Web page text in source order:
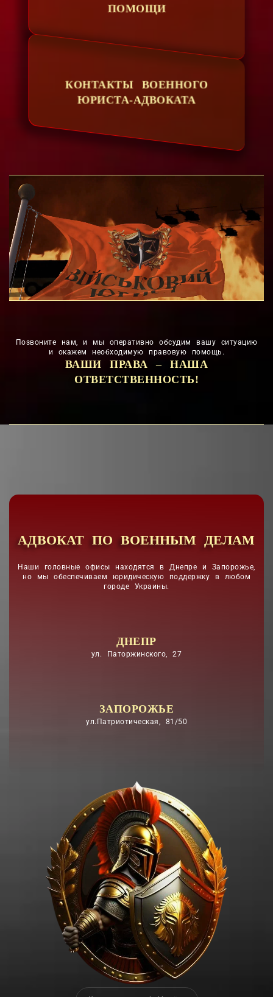
ПОМОЩИ
КОНТАКТЫ ВОЕННОГО
ЮРИСТА-АДВОКАТА
Позвоните нам, и мы оперативно обсудим вашу ситуацию
и окажем необходимую правовую помощь.
ВАШИ ПРАВА – НАША
ОТВЕТСТВЕННОСТЬ!
АДВОКАТ ПО ВОЕННЫМ ДЕЛАМ
Наши головные офисы находятся в Днепре и Запорожье,
но мы обеспечиваем юридическую поддержку в любом
городе Украины.
ДНЕПР
ул. Паторжинского, 27
ЗАПОРОЖЬЕ
ул.Патриотическая, 81/50